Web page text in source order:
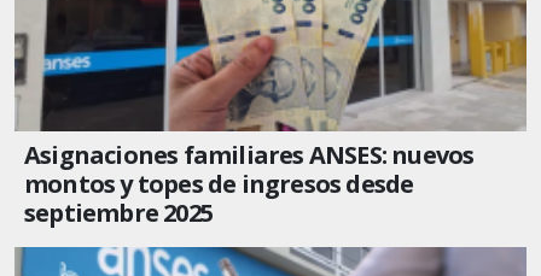
Asignaciones familiares ANSES: nuevos
montos y topes de ingresos desde
septiembre 2025